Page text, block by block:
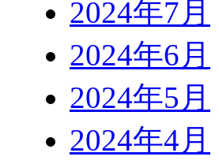
2024年7月
2024年6月
2024年5月
2024年4月